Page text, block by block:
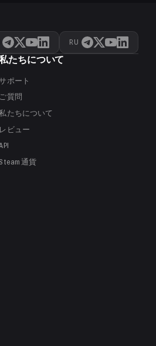
RU
たちについて
ポート
ご質問
たちについて
レビュー
Steam 通貨